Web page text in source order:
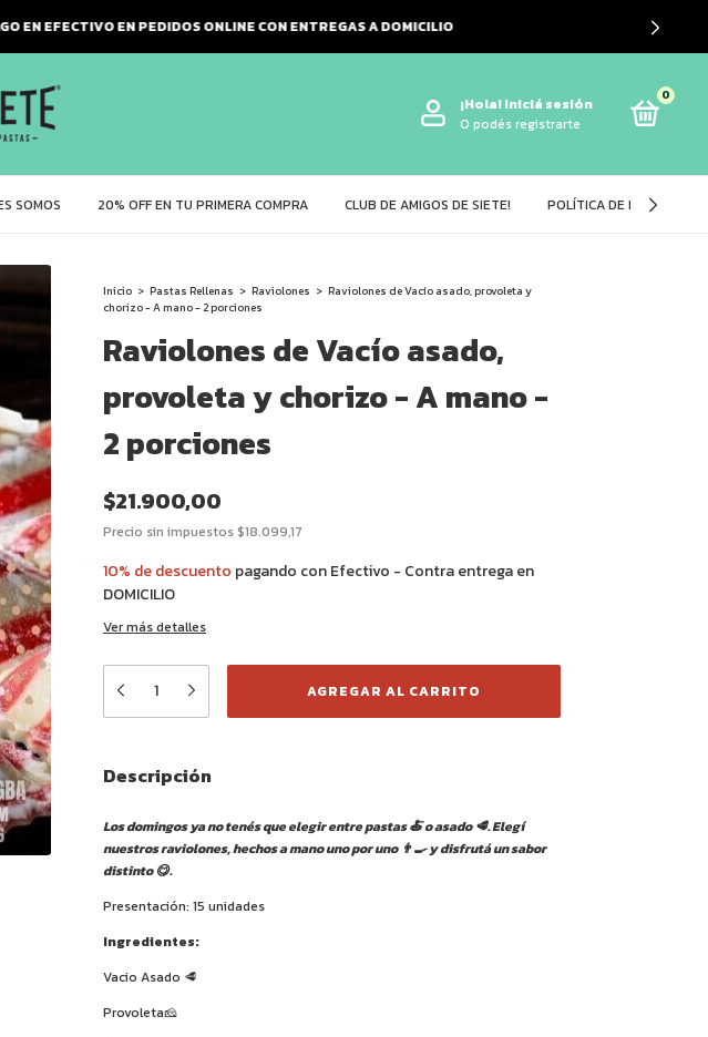
CON ENTREGAS A DOMICILIO
¡Hola!Iniciá sesión
O podés registrarte
0
SOMOS 20% OFF EN TU PRIMERA COMPRA CLUB DE AMIGOS DE SIETE! POLÍTICA DE DEVOLUCIÓN
Inicio > Pastas Rellenas > Raviolones > Raviolones de Vacío asado, provoleta y
chorizo - A mano - 2 porciones
Raviolones de Vacío asado,
provoleta y chorizo - A mano -
2 porciones
$21.900,00
Precio sin impuestos$18.099,17
10% de descuento pagando con Efectivo - Contra entrega en
DOMICILIO
Ver más detalles
Descripción
Los domingos ya no tenés que elegir entre pastas 🍝 o asado 🥩. Elegí
nuestros raviolones, hechos a mano uno por uno 👨‍🍳 y disfrutá un sabor
distinto 😋.
Presentación: 15 unidades
Ingredientes:
Vacio Asado 🥩
Provoleta🧀